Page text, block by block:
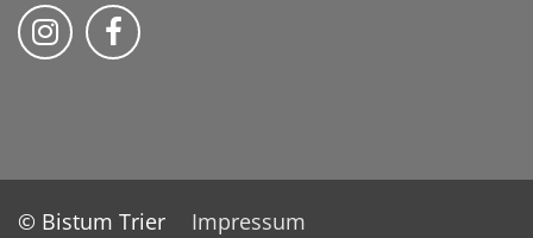
Folge uns auf Instragram
Folge uns auf Facebook
© Bistum Trier
Impressum